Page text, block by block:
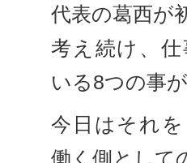
代表の葛西が
考え続け、
いる8つの事
今日はそれ
働く側として